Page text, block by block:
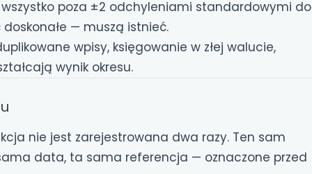
poza ±2 odchyleniami standardowymi do
— muszą istnieć.
wpisy, księgowanie w złej walucie,
wynik okresu.
nie jest zarejestrowana dwa razy. Ten sam
data, ta sama referencja — oznaczone przed